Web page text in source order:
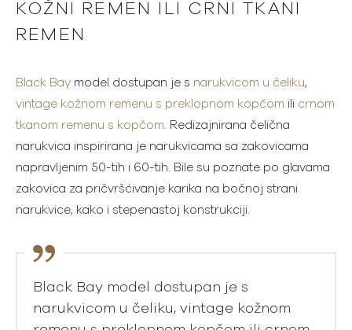
KOŽNI REMEN ILI CRNI TKANI
REMEN
Black Bay model dostupan je s narukvicom u čeliku,
vintage kožnom remenu s preklopnom kopčom ili crnom
tkanom remenu s kopčom. Redizajnirana čelična
narukvica inspirirana je narukvicama sa zakovicama
napravljenim 50-tih i 60-tih. Bile su poznate po glavama
zakovica za pričvršćivanje karika na bočnoj strani
narukvice, kako i stepenastoj konstrukciji.
Black Bay model dostupan je s
narukvicom u čeliku, vintage kožnom